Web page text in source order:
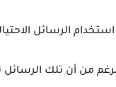
من أن تلك